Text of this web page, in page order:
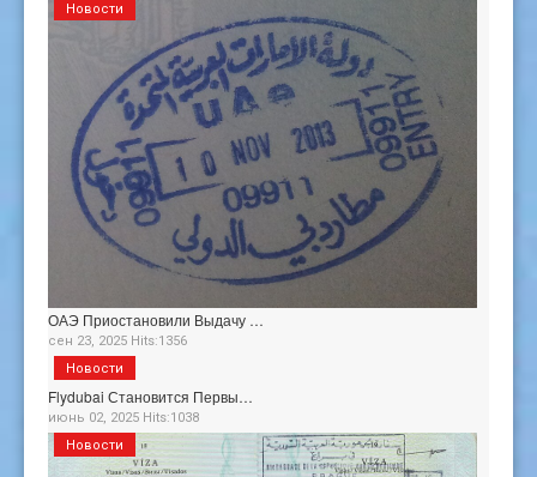
ОАЭ Приостановили Выдачу …
сен 23, 2025 Hits:1356
Новости
Flydubai Становится Первы…
июнь 02, 2025 Hits:1038
Новости
Новости